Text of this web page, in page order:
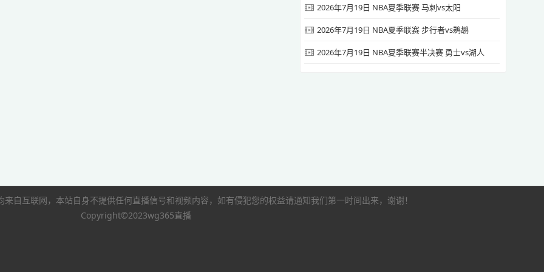
2026年7月19日 NBA夏季联赛 马刺vs太阳
2026年7月19日 NBA夏季联赛 步行者vs鹈鹕
2026年7月19日 NBA夏季联赛半决赛 勇士vs湖人
自互联网，本站自身不提供任何直播信号和视频内容，如有侵犯您的权益请通知我们第一时间出来，谢谢！
Copyright©2023wg365直播